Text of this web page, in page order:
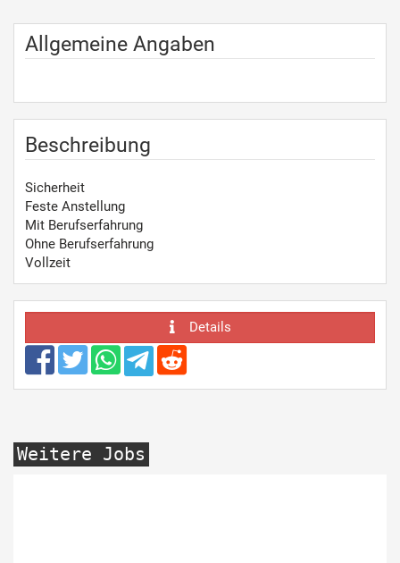
Allgemeine Angaben
Beschreibung
Sicherheit
Feste Anstellung
Mit Berufserfahrung
Ohne Berufserfahrung
Vollzeit
Details
Weitere Jobs